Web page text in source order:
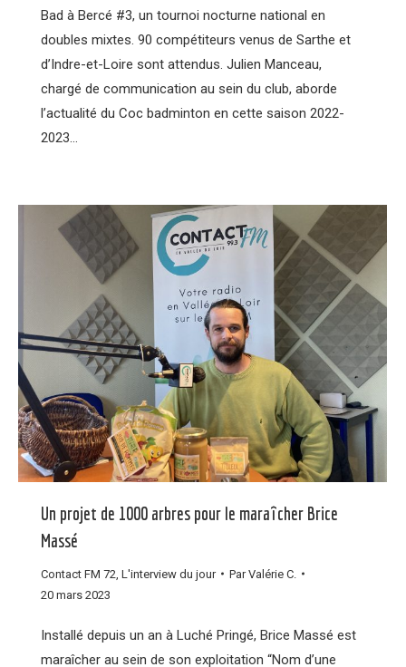
Bad à Bercé #3, un tournoi nocturne national en
doubles mixtes. 90 compétiteurs venus de Sarthe et
d’Indre-et-Loire sont attendus. Julien Manceau,
chargé de communication au sein du club, aborde
l’actualité du Coc badminton en cette saison 2022-
2023…
Un projet de 1000 arbres pour le maraîcher Brice
Massé
Contact FM 72 L'interview du jour ParValérie C.
20 mars 2023
Installé depuis un an à Luché Pringé, Brice Massé est
maraîcher au sein de son exploitation “Nom d’une